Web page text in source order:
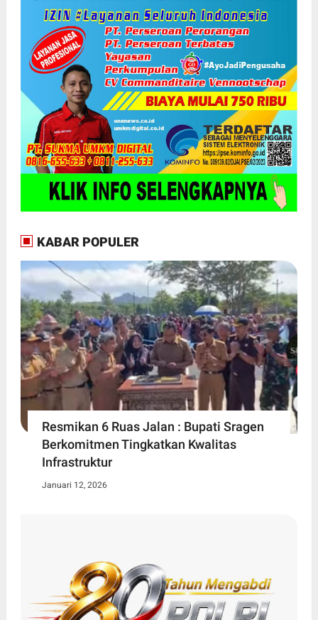
KABAR POPULER
Resmikan 6 Ruas Jalan : Bupati Sragen
Berkomitmen Tingkatkan Kwalitas
Infrastruktur
Januari 12, 2026